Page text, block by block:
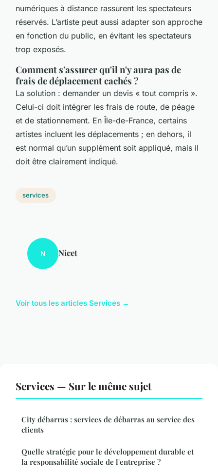
numériques à distance rassurent les spectateurs
réservés. L’artiste peut aussi adapter son approche
en fonction du public, en évitant les spectateurs
trop exposés.
Comment s'assurer qu'il n'y aura pas de
frais de déplacement cachés ?
La solution : demander un devis « tout compris ».
Celui-ci doit intégrer les frais de route, de péage
et de stationnement. En Île-de-France, certains
artistes incluent les déplacements ; en dehors, il
est normal qu’un supplément soit appliqué, mais il
doit être clairement indiqué.
services
N Nicet
Voir tous les articles Services →
Services — Sur le même sujet
City débarras : services de débarras au service des
clients
Quelle stratégie pour le développement durable et
la responsabilité sociale de l'entreprise ?